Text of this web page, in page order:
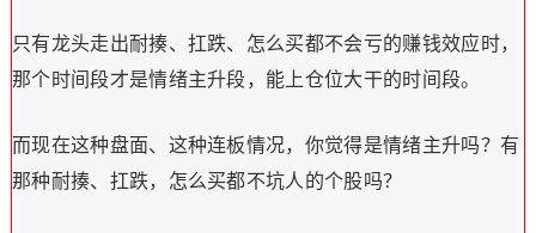
只有龙头走出耐揍、扛跌、怎么买都不会亏的赚钱效应时，
那个时间段才是情绪主升段，能上仓位大干的时间段。
而现在这种盘面、这种连板情况，你觉得是情绪主升吗？有
那种耐揍、扛跌，怎么买都不坑人的个股吗？